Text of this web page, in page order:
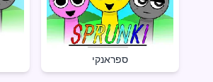
ספראנקי